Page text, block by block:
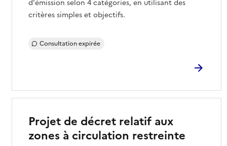
d'émission selon 4 catégories, en utilisant des
critères simples et objectifs.
Consultation expirée
Projet de décret relatif aux
zones à circulation restreinte